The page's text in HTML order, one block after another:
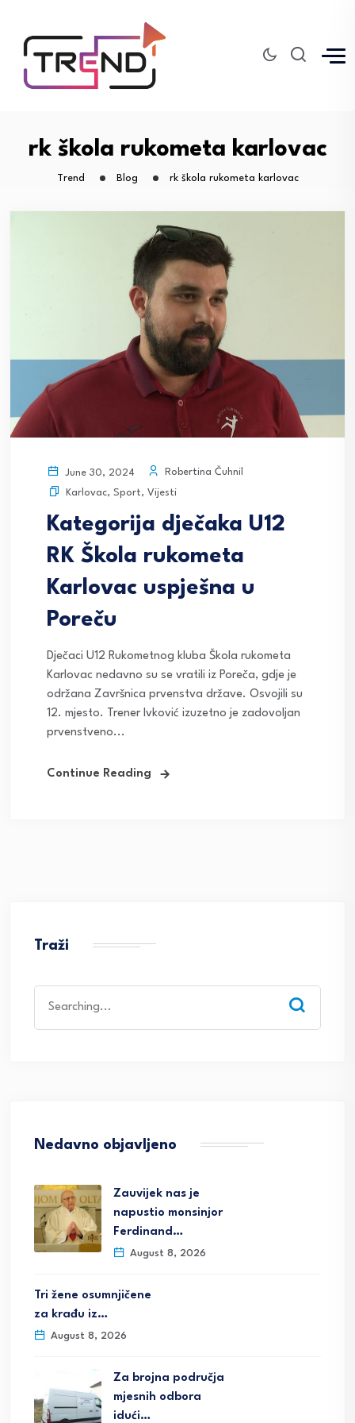
rk škola rukometa karlovac
Trend Blog rk škola rukometa karlovac
June 30, 2024
Robertina Čuhnil
Karlovac, Sport, Vijesti
Kategorija dječaka U12
RK Škola rukometa
Karlovac uspješna u
Poreču
Dječaci U12 Rukometnog kluba Škola rukometa
Karlovac nedavno su se vratili iz Poreča, gdje je
održana Završnica prvenstva države. Osvojili su
12. mjesto. Trener Ivković izuzetno je zadovoljan
prvenstveno...
Continue Reading
Traži
for:
Nedavno objavljeno
Zauvijek nas je
napustio monsinjor
Ferdinand…
August 8, 2026
Tri žene osumnjičene
za krađu iz…
August 8, 2026
Za brojna područja
mjesnih odbora
idući…